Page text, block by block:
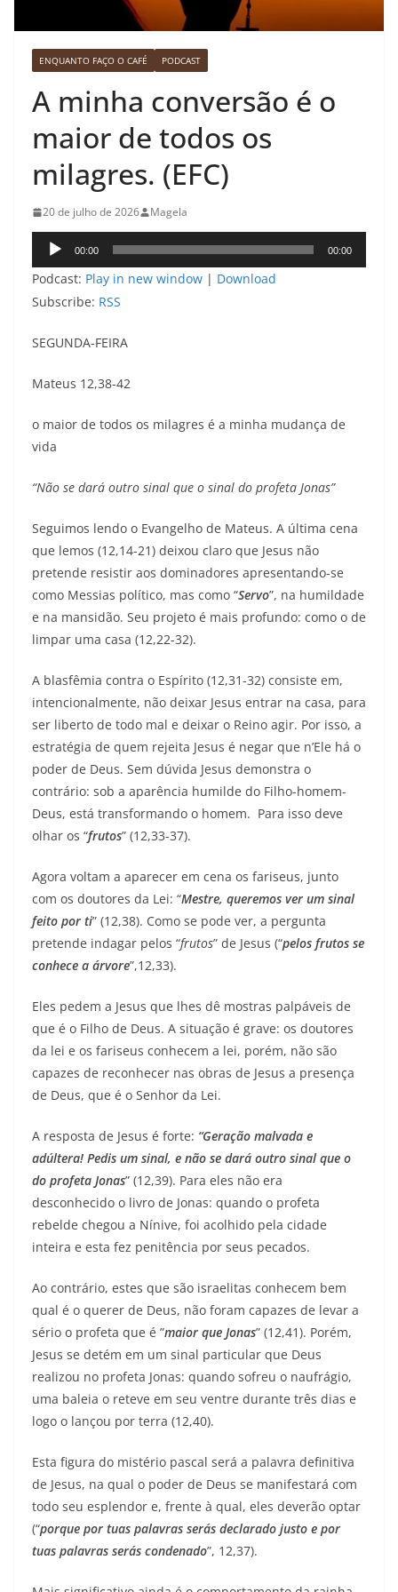
ENQUANTO FAÇO O CAFÉ PODCAST
A minha conversão é o
maior de todos os
milagres. (EFC)
20 de julho de 2026 Magela
Tocador
de
áudio
00:00 00:00
Podcast: Play in new window | Download
Subscribe: RSS
SEGUNDA-FEIRA
Mateus 12,38-42
o maior de todos os milagres é a minha mudança de
vida
“Não se dará outro sinal que o sinal do profeta Jonas”
Seguimos lendo o Evangelho de Mateus. A última cena
que lemos (12,14-21) deixou claro que Jesus não
pretende resistir aos dominadores apresentando-se
como Messias político, mas como “Servo”, na humildade
e na mansidão. Seu projeto é mais profundo: como o de
limpar uma casa (12,22-32).
A blasfêmia contra o Espírito (12,31-32) consiste em,
intencionalmente, não deixar Jesus entrar na casa, para
ser liberto de todo mal e deixar o Reino agir. Por isso, a
estratégia de quem rejeita Jesus é negar que n’Ele há o
poder de Deus. Sem dúvida Jesus demonstra o
contrário: sob a aparência humilde do Filho-homem-
Deus, está transformando o homem. Para isso deve
olhar os “frutos” (12,33-37).
Agora voltam a aparecer em cena os fariseus, junto
com os doutores da Lei: “Mestre, queremos ver um sinal
feito por ti” (12,38). Como se pode ver, a pergunta
pretende indagar pelos “frutos” de Jesus (“pelos frutos se
conhece a árvore”,12,33).
Eles pedem a Jesus que lhes dê mostras palpáveis de
que é o Filho de Deus. A situação é grave: os doutores
da lei e os fariseus conhecem a lei, porém, não são
capazes de reconhecer nas obras de Jesus a presença
de Deus, que é o Senhor da Lei.
A resposta de Jesus é forte: “Geração malvada e
adúltera! Pedis um sinal, e não se dará outro sinal que o
do profeta Jonas” (12,39). Para eles não era
desconhecido o livro de Jonas: quando o profeta
rebelde chegou a Nínive, foi acolhido pela cidade
inteira e esta fez penitência por seus pecados.
Ao contrário, estes que são israelitas conhecem bem
qual é o querer de Deus, não foram capazes de levar a
sério o profeta que é ”maior que Jonas” (12,41). Porém,
Jesus se detém em um sinal particular que Deus
realizou no profeta Jonas: quando sofreu o naufrágio,
uma baleia o reteve em seu ventre durante três dias e
logo o lançou por terra (12,40).
Esta figura do mistério pascal será a palavra definitiva
de Jesus, na qual o poder de Deus se manifestará com
todo seu esplendor e, frente à qual, eles deverão optar
(“porque por tuas palavras serás declarado justo e por
tuas palavras serás condenado”, 12,37).